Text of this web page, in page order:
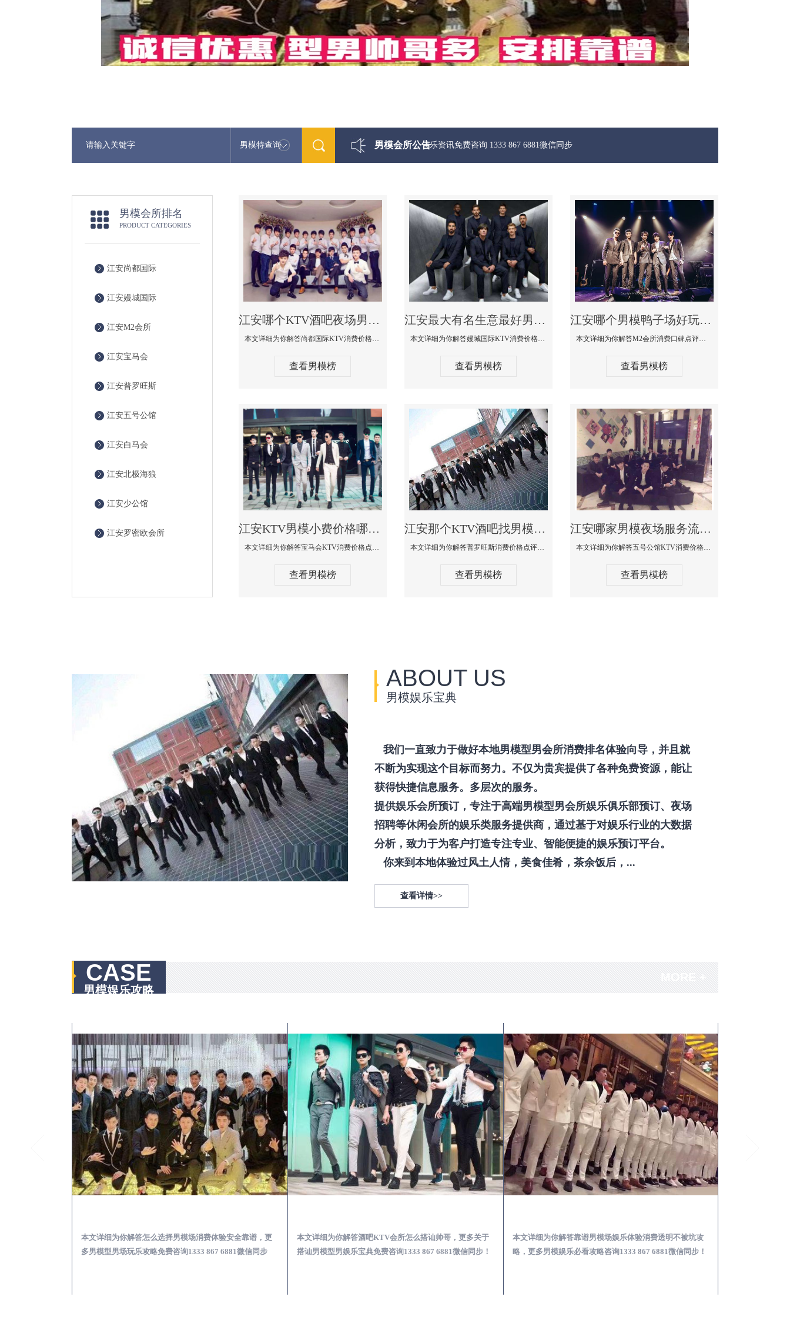
男模特查询 男模会所公告
最新男模娱乐资讯免费咨询 1333 867 6881微信同步
男模会所排名
PRODUCT CATEGORIES
江安尚都国际
江安嫚城国际
江安M2会所
江安宝马会
江安普罗旺斯
江安五号公馆
江安白马会
江安北极海狼
江安少公馆
江安罗密欧会所
江安哪个KTV酒吧夜场男模公关型男最帅-尚都国际KTV消费价格点评
本文详细为你解答尚都国际KTV消费价格点评，更多关于哪个KTV酒吧夜场男模公关型男最帅免费咨询1333 867 6881微信同步
查看男模榜
江安最大有名生意最好男模少爷场KTV体验-嫚城国际KTV消费价格点评
本文详细为你解答嫚城国际KTV消费价格口碑点评，更多关于最大有名生意最好男模少爷场KTV体验免费咨询1333 867 6881微信同步！
查看男模榜
江安哪个男模鸭子场好玩陪酒服务好-M2会所KTV消费口碑点评
本文详细为你解答M2会所消费口碑点评，更多关于哪个男模鸭子场好玩陪酒服务好免费咨询1333 867 6881微信同步！
查看男模榜
江安KTV男模小费价格哪家便宜-宝马会KTV消费口碑点评
本文详细为你解答宝马会KTV消费价格点评，更多关于KTV男模小费价格哪家便宜免费咨询1333 867 6881微信同步！
查看男模榜
江安那个KTV酒吧找男模帅哥男妓多-普罗旺斯KTV真实口碑点评
本文详细为你解答普罗旺斯消费价格点评，更多关于那个KTV酒吧找男模帅哥最多免费咨询1333 867 6881微信同步！
查看男模榜
江安哪家男模夜场服务流程全面-五号公馆KTV消费价格点评
本文详细为你解答五号公馆KTV消费价格，更多关于哪家男模夜场服务流程全面免费咨询1333 867 6881微信同步！
查看男模榜
ABOUT US
男模娱乐宝典
我们一直致力于做好本地男模型男会所消费排名体验向导，并且就
不断为实现这个目标而努力。不仅为贵宾提供了各种免费资源，能让
获得快捷信息服务。多层次的服务。
提供娱乐会所预订，专注于高端男模型男会所娱乐俱乐部预订、夜场
招聘等休闲会所的娱乐类服务提供商，通过基于对娱乐行业的大数据
分析，致力于为客户打造专注专业、智能便捷的娱乐预订平台。
你来到本地体验过风土人情，美食佳肴，茶余饭后，...
查看详情>>
CASE
男模娱乐攻略
本文详细为你解答怎么选择男模场消费体验安全靠谱，更
多男模型男场玩乐攻略免费咨询1333 867 6881微信同步
本文详细为你解答酒吧KTV会所怎么搭讪帅哥，更多关于
搭讪男模型男娱乐宝典免费咨询1333 867 6881微信同步！
本文详细为你解答靠谱男模场娱乐体验消费透明不被坑攻
略，更多男模娱乐必看攻略咨询1333 867 6881微信同步！